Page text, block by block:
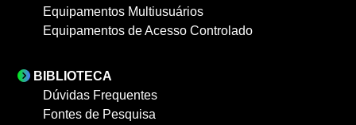
Equipamentos Multiusuários
Equipamentos de Acesso Controlado
BIBLIOTECA
Dúvidas Frequentes
Fontes de Pesquisa